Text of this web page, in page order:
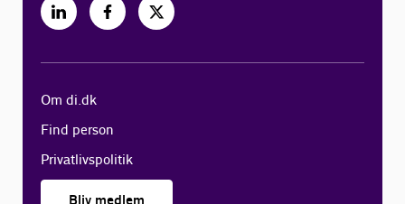
Om di.dk
Find person
Privatlivspolitik
Bliv medlem